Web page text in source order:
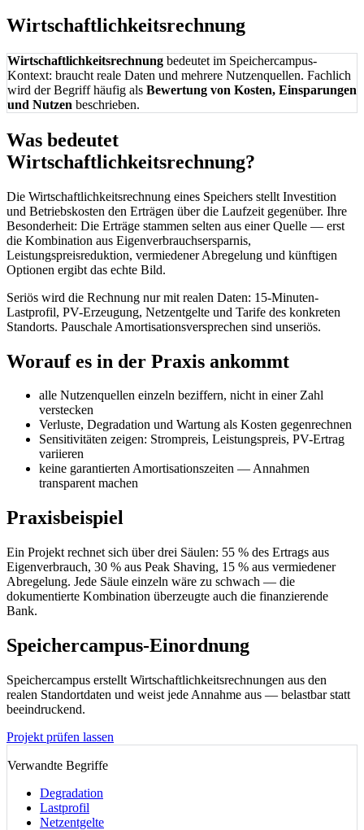
Wirtschaftlichkeitsrechnung
Wirtschaftlichkeitsrechnung bedeutet im Speichercampus-
Kontext: braucht reale Daten und mehrere Nutzenquellen. Fachlich
wird der Begriff häufig als Bewertung von Kosten, Einsparungen
und Nutzen beschrieben.
Was bedeutet
Wirtschaftlichkeitsrechnung?
Die Wirtschaftlichkeitsrechnung eines Speichers stellt Investition
und Betriebskosten den Erträgen über die Laufzeit gegenüber. Ihre
Besonderheit: Die Erträge stammen selten aus einer Quelle — erst
die Kombination aus Eigenverbrauchsersparnis,
Leistungspreisreduktion, vermiedener Abregelung und künftigen
Optionen ergibt das echte Bild.
Seriös wird die Rechnung nur mit realen Daten: 15-Minuten-
Lastprofil, PV-Erzeugung, Netzentgelte und Tarife des konkreten
Standorts. Pauschale Amortisationsversprechen sind unseriös.
Worauf es in der Praxis ankommt
alle Nutzenquellen einzeln beziffern, nicht in einer Zahl
verstecken
Verluste, Degradation und Wartung als Kosten gegenrechnen
Sensitivitäten zeigen: Strompreis, Leistungspreis, PV-Ertrag
variieren
keine garantierten Amortisationszeiten — Annahmen
transparent machen
Praxisbeispiel
Ein Projekt rechnet sich über drei Säulen: 55 % des Ertrags aus
Eigenverbrauch, 30 % aus Peak Shaving, 15 % aus vermiedener
Abregelung. Jede Säule einzeln wäre zu schwach — die
dokumentierte Kombination überzeugte auch die finanzierende
Bank.
Speichercampus-Einordnung
Speichercampus erstellt Wirtschaftlichkeitsrechnungen aus den
realen Standortdaten und weist jede Annahme aus — belastbar statt
beeindruckend.
Projekt prüfen lassen
Verwandte Begriffe
Degradation
Lastprofil
Netzentgelte